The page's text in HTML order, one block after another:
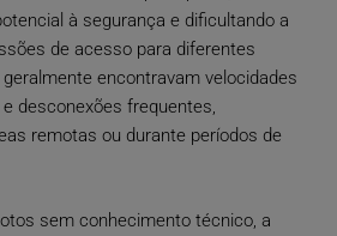
à segurança e dificultando a
de acesso para diferentes
encontravam velocidades
desconexões frequentes,
remotas ou durante períodos de
sem conhecimento técnico, a